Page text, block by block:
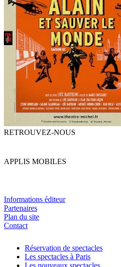
RETROUVEZ-NOUS
APPLIS MOBILES
Informations éditeur
Partenaires
Plan du site
Contact
Réservation de spectacles
Les spectacles à Paris